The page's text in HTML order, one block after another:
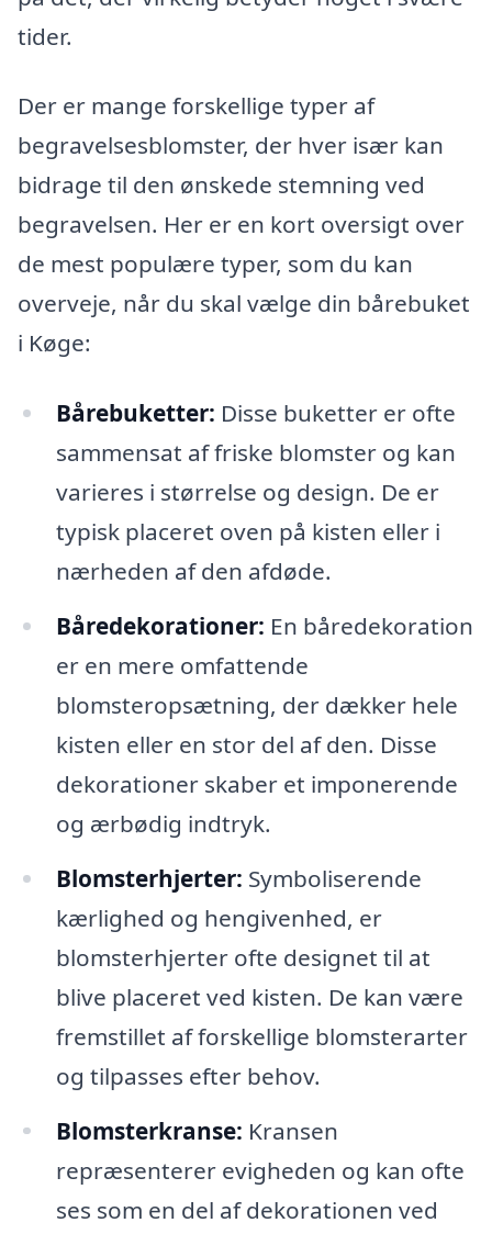
tider.
Der er mange forskellige typer af
begravelsesblomster, der hver især kan
bidrage til den ønskede stemning ved
begravelsen. Her er en kort oversigt over
de mest populære typer, som du kan
overveje, når du skal vælge din bårebuket
i Køge:
Bårebuketter: Disse buketter er ofte
sammensat af friske blomster og kan
varieres i størrelse og design. De er
typisk placeret oven på kisten eller i
nærheden af den afdøde.
Båredekorationer: En båredekoration
er en mere omfattende
blomsteropsætning, der dækker hele
kisten eller en stor del af den. Disse
dekorationer skaber et imponerende
og ærbødig indtryk.
Blomsterhjerter: Symboliserende
kærlighed og hengivenhed, er
blomsterhjerter ofte designet til at
blive placeret ved kisten. De kan være
fremstillet af forskellige blomsterarter
og tilpasses efter behov.
Blomsterkranse: Kransen
repræsenterer evigheden og kan ofte
ses som en del af dekorationen ved